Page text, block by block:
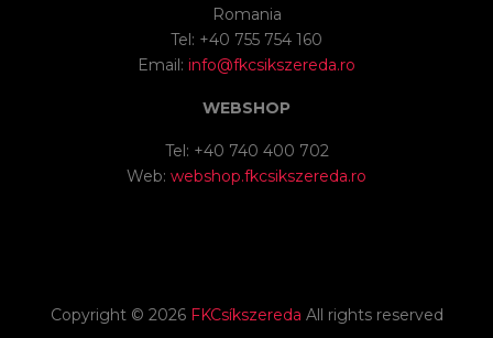
Romania
Tel: +40 755 754 160
Email: info@fkcsikszereda.ro
WEBSHOP
Tel: +40 740 400 702
Web: webshop.fkcsikszereda.ro
Copyright © 2026 FKCsíkszereda All rights reserved